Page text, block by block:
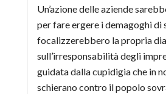
Un’azione delle aziende
per fare ergere i demagoghi di
focalizzerebbero la propria
sull’irresponsabilità degli
guidata dalla cupidigia che in
schierano contro il popolo